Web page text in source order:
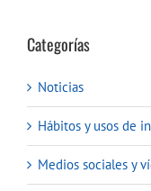
Categorías
Noticias
Hábitos y usos de
Medios sociales y